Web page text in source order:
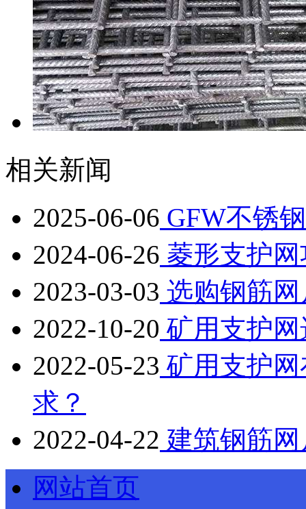
相关新闻
2025-06-06 GFW不锈
2024-06-26 菱形支护
2023-03-03 选购钢筋
2022-10-20 矿用支护
2022-05-23 矿用支护
求？
2022-04-22 建筑钢筋
网站首页